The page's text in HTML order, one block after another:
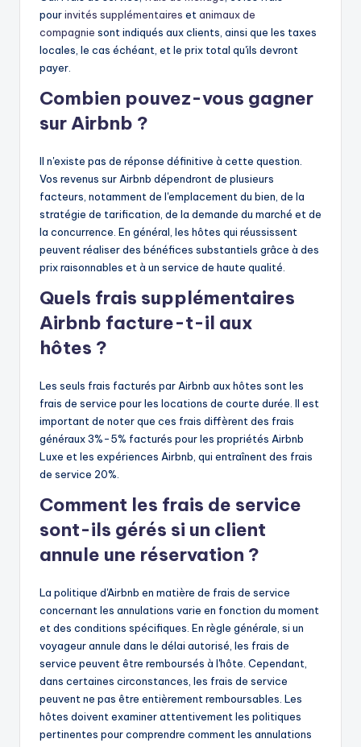
pourinvités supplémentaires et animaux de
compagnie sont indiqués aux clients, ainsi que les taxes
locales, le cas échéant, et le prix total qu'ils devront
payer.
Combien pouvez-vous gagner
sur Airbnb ?
Il n'existe pas de réponse définitive à cette question.
Vos revenus sur Airbnb dépendront de plusieurs
facteurs, notamment de l'emplacement du bien, de la
stratégie de tarification, de la demande du marché et de
la concurrence. En général, les hôtes qui réussissent
peuvent réaliser des bénéfices substantiels grâce à des
prix raisonnables et à un service de haute qualité.
Quels frais supplémentaires
Airbnb facture-t-il aux
hôtes ?
Les seuls frais facturés par Airbnb aux hôtes sont les
frais de service pour les locations de courte durée. Il est
important de noter que ces frais diffèrent des frais
généraux 3%-5% facturés pour les propriétés Airbnb
Luxe et les expériences Airbnb, qui entraînent des frais
de service 20%.
Comment les frais de service
sont-ils gérés si un client
annule une réservation ?
La politique d'Airbnb en matière de frais de service
concernant les annulations varie en fonction du moment
et des conditions spécifiques. En règle générale, si un
voyageur annule dans le délai autorisé, les frais de
service peuvent être remboursés à l'hôte. Cependant,
dans certaines circonstances, les frais de service
peuvent ne pas être entièrement remboursables. Les
hôtes doivent examiner attentivement les politiques
pertinentes pour comprendre comment les annulations